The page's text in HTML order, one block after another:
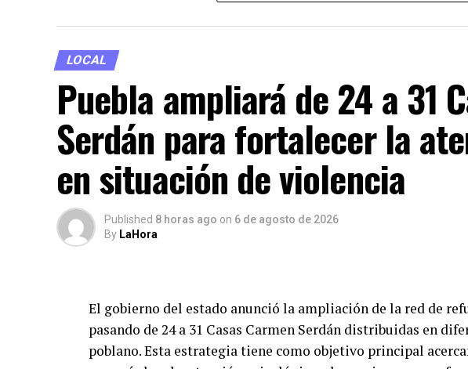
relacionada con los lugares donde habitualmente se
prolongados en los que permanecerá sin uso.
Además, invitó a aprovechar herramientas tecnológicas
(GPS), aplicaciones de rastreo y mecanismos de apagado
y recuperación de las unidades en caso de robo.
Con estas acciones, el Gobierno Municipal de Tlaxcala
trabaja de manera permanente por la seguridad patrimonial
de la capital.
LOCAL
Puebla ampliará de 24 a 31
Serdán para fortalecer la
en situación de violencia
Published 8 horas ago on 6 de agosto de 2026
By LaHora
El gobierno del estado anunció la ampliación de la red de
pasando de 24 a 31 Casas Carmen Serdán distribuidas en
poblano. Esta estrategia tiene como objetivo principal